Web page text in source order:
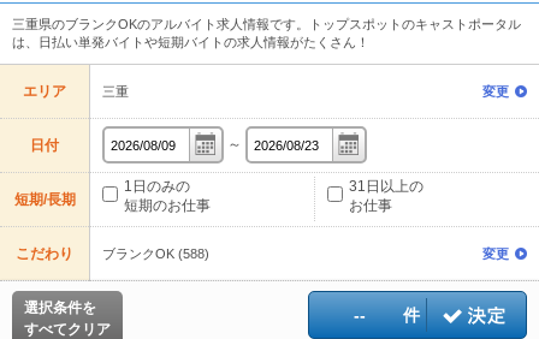
三重県のブランクOKのアルバイト求人情報です。トップスポットのキャストポータル
は、日払い単発バイトや短期バイトの求人情報がたくさん！
エリア 三重 変更
日付 ～
短期/長期
1日のみの
短期のお仕事
31日以上の
お仕事
こだわり ブランクOK (588) 変更
選択条件を
すべてクリア
-- 件